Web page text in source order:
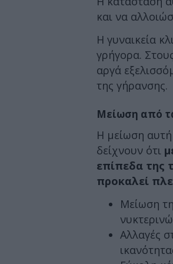
και να
Η γυναικεία
γρήγορα.
αργά
της γήρανσης.
Μείωση από
Η μείωση αυτή
δείχνουν ότι
επίπεδα της
προκαλεί
Μείωση
Αλλαγές